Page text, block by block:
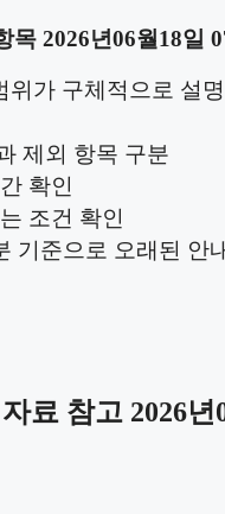
2026년06월18일
위가 구체적으로 설
제외 항목 구분
확인
조건 확인
기준으로 오래된 안
료 참고 2026년